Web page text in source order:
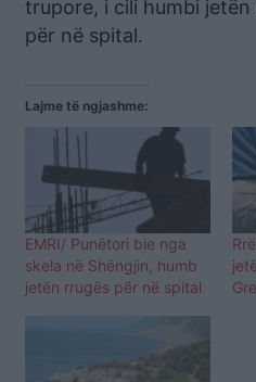
trupore, i cili humbi
për në spital.
Lajme të ngjashme:
EMRI/ Punëtori bie nga
skela në Shëngjin, humb
jetën rrugës për në spital